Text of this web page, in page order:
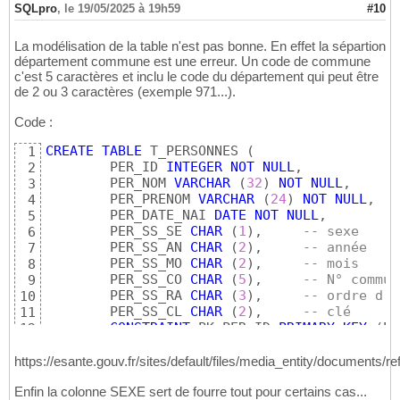
SQLpro, le 19/05/2025 à 19h59 #10
La modélisation de la table n'est pas bonne. En effet la sépartion
département commune est une erreur. Un code de commune
c'est 5 caractères et inclu le code du département qui peut être
de 2 ou 3 caractères (exemple 971...).
Code :
1
2
3
4
5
6
7
8
9
10
11
12
14
16
CREATE TABLE T_PERSONNES
(
	PER_ID
INTEGER NOT NULL,
	PER_NOM
VARCHAR (32) NOT NULL,
	PER_PRENOM
VARCHAR (24) NOT NULL,
	PER_DATE_NAI
DATE NOT NULL,
	PER_SS_SE
CHAR (1)
-- sexe
	PER_SS_AN
CHAR (2)
-- année
	PER_SS_MO
CHAR (2)
-- mois
	PER_SS_CO
CHAR (5)
-- N°
	PER_SS_RA
CHAR (3)
-- ordre
	PER_SS_CL
CHAR (2)
-- clé
CONSTRAINT PK_PER_ID PRIMARY KEY (
CONSTRAINT CC_PER_SS_AN CHECK (
CONSTRAINT CC_PER_SS_CO CHECK (
https://esante.gouv.fr/sites/default/files/media_entity/documents/
Enfin la colonne SEXE sert de fourre tout pour certains cas...